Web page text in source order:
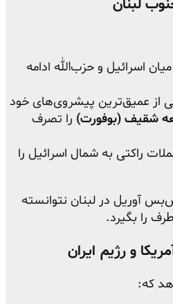
لبنان
اسرائیل و حزب‌الله ادامه
از عمیق‌ترین پیشروی‌های خود
شقیف (بوفورت) را تصرف
راکتی به شمال اسرائیل را
آوریل در لبنان نتوانسته
را بگیرد.
و رژیم ایران
که: